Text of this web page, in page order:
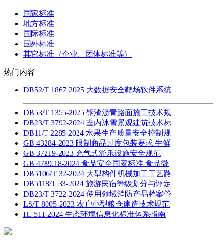
国家标准
地方标准
国际标准
国外标准
其它标准（企业、团体标准等）
热门内容
DB52/T 1867-2025 大数据安全靶场软件系统
DB53/T 1355-2025 钢渣沥青路面施工技术规
DB23/T 3792-2024 室内冰雪景观建筑技术标
DB11/T 2285-2024 水果生产质量安全控制规
GB 43284-2023 限制商品过度包装要求 生鲜
GB 37219-2023 充气式游乐设施安全规范
GB 4789.18-2024 食品安全国家标准 食品微
DB5106/T 32-2024 大型构件机械加工工艺路
DB5118/T 33-2024 旅游民宿等级划分与评定
DB23/T 3722-2024 使用领域消防产品档案管
LS/T 8005-2023 农户小型粮仓建造技术规范
HJ 511-2024 生态环境信息化标准体系指南